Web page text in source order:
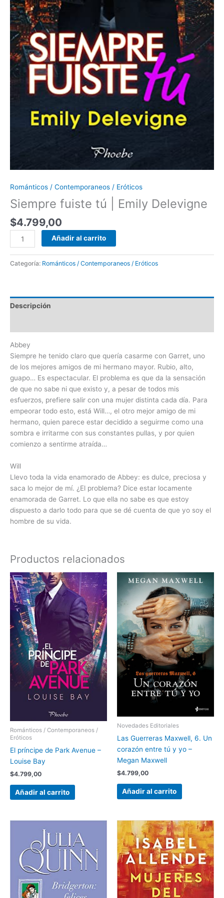
Románticos / Contemporaneos / Eróticos
Siempre fuiste tú | Emily Delevigne
$4.799,00
Añadir al carrito
Categoría: Románticos / Contemporaneos / Eróticos
Descripción
Abbey
Siempre he tenido claro que quería casarme con Garret, uno
de los mejores amigos de mi hermano mayor. Rubio, alto,
guapo… Es espectacular. El problema es que da la sensación
de que no sabe ni que existo y, a pesar de todos mis
esfuerzos, prefiere salir con una mujer distinta cada día. Para
empeorar todo esto, está Will…, el otro mejor amigo de mi
hermano, quien parece estar decidido a seguirme como una
sombra e irritarme con sus constantes pullas, y por quien
comienzo a sentirme atraída…
Will
Llevo toda la vida enamorado de Abbey: es dulce, preciosa y
saca lo mejor de mí. ¿El problema? Dice estar locamente
enamorada de Garret. Lo que ella no sabe es que estoy
dispuesto a darlo todo para que se dé cuenta de que yo soy el
hombre de su vida.
Productos relacionados
Románticos / Contemporaneos /
Eróticos
El príncipe de Park Avenue –
Louise Bay
$4.799,00
Añadir al carrito
Novedades Editoriales
Las Guerreras Maxwell, 6. Un
corazón entre tú y yo –
Megan Maxwell
$4.799,00
Añadir al carrito